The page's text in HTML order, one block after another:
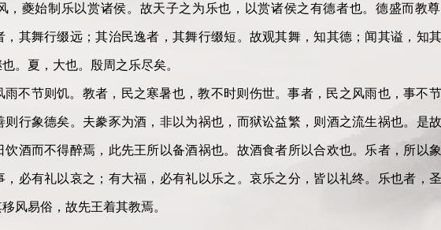
，夔始制乐以赏诸侯。故天子之为乐也，以赏诸侯之有德者也。德盛而教
其舞行缀远；其治民逸者，其舞行缀短。故观其舞，知其德；闻其谥，知
。夏，大也。殷周之乐尽矣。
不节则饥。教者，民之寒暑也，教不时则伤世。事者，民之风雨也，事不节
行象德矣。夫豢豕为酒，非以为祸也，而狱讼益繁，则酒之流生祸也。是
酒而不得醉焉，此先王所以备酒祸也。故酒食者所以合欢也。乐者，所以
必有礼以哀之；有大福，必有礼以乐之。哀乐之分，皆以礼终。乐也者，
风易俗，故先王着其教焉。